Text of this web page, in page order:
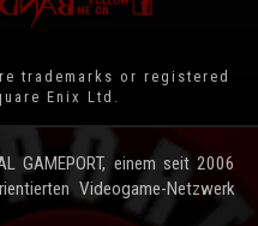
trademarks or registered
Enix Ltd.
GAMEPORT, einem seit 2006
Videogame-Netzwerk